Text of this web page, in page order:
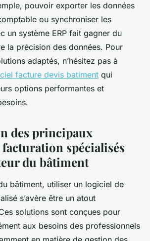
pouvoir exporter les données
ou synchroniser les
un système ERP fait gagner du
la précision des données. Pour
adaptés, n’hésitez pas à
facture devis batiment qui
options performantes et
des principaux
spécialisés
du bâtiment
bâtiment, utiliser un logiciel de
s’avère être un atout
solutions sont conçues pour
aux besoins des professionnels